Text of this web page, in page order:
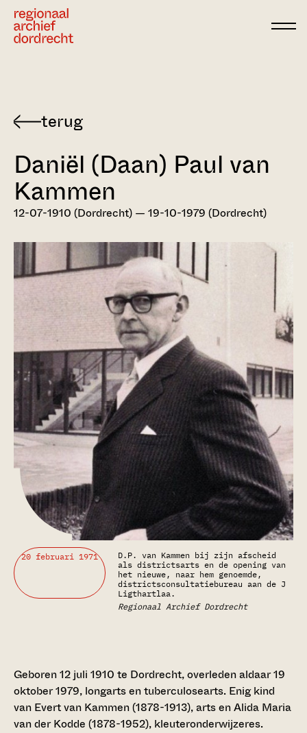
Terug
Dordts
biografisch
woordenboek
Daniël (Daan) Paul van
Kammen
12-07-1910 (Dordrecht) — 19-10-1979 (Dordrecht)
D.P. van Kammen bij zijn afscheid
als districtsarts en de opening van
het nieuwe, naar hem genoemde,
districtsconsultatiebureau aan de J
Ligthartlaa.
Regionaal Archief Dordrecht
20 februari 1971
Geboren 12 juli 1910 te Dordrecht, overleden aldaar 19
oktober 1979, longarts en tuberculosearts. Enig kind
van Evert van Kammen (1878-1913), arts en Alida Maria
van der Kodde (1878-1952), kleuteronderwijzeres.